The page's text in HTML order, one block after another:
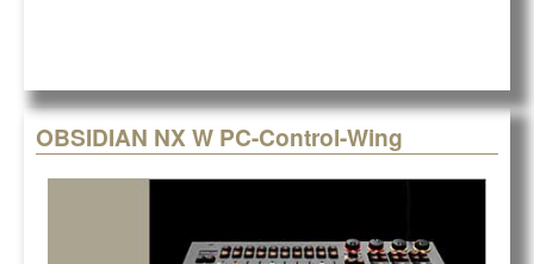
OBSIDIAN NX W PC-Control-Wing